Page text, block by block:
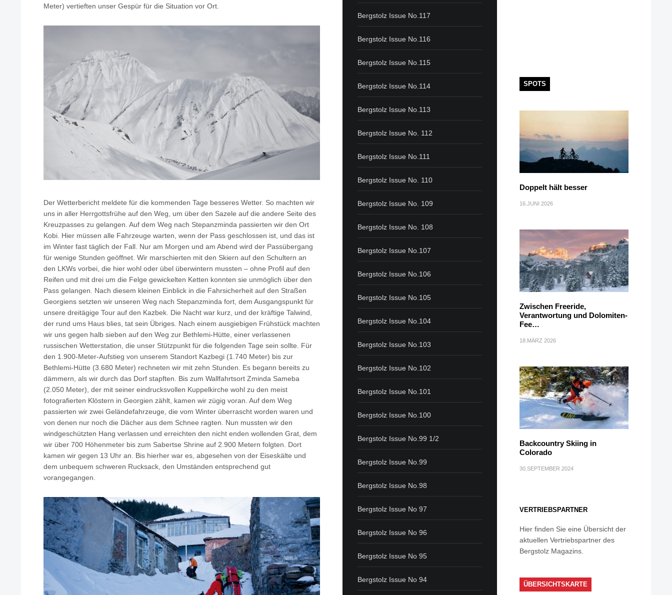
Meter) vertieften unser Gespür für die Situation vor Ort.
Der Wetterbericht meldete für die kommenden Tage besseres Wetter. So machten wir
uns in aller Herrgottsfrühe auf den Weg, um über den Sazele auf die andere Seite des
Kreuzpasses zu gelangen. Auf dem Weg nach Stepanzminda passierten wir den Ort
Kobi. Hier müssen alle Fahrzeuge warten, wenn der Pass geschlossen ist, und das ist
im Winter fast täglich der Fall. Nur am Morgen und am Abend wird der Passübergang
für wenige Stunden geöffnet. Wir marschierten mit den Skiern auf den Schultern an
den LKWs vorbei, die hier wohl oder übel überwintern mussten – ohne Profil auf den
Reifen und mit drei um die Felge gewickelten Ketten konnten sie unmöglich über den
Pass gelangen. Nach diesem kleinen Einblick in die Fahrsicherheit auf den Straßen
Georgiens setzten wir unseren Weg nach Stepanzminda fort, dem Ausgangspunkt für
unsere dreitägige Tour auf den Kazbek. Die Nacht war kurz, und der kräftige Talwind,
der rund ums Haus blies, tat sein Übriges. Nach einem ausgiebigen Frühstück machten
wir uns gegen halb sieben auf den Weg zur Bethlemi-Hütte, einer verlassenen
russischen Wetterstation, die unser Stützpunkt für die folgenden Tage sein sollte. Für
den 1.900-Meter-Aufstieg von unserem Standort Kazbegi (1.740 Meter) bis zur
Bethlemi-Hütte (3.680 Meter) rechneten wir mit zehn Stunden. Es begann bereits zu
dämmern, als wir durch das Dorf stapften. Bis zum Wallfahrtsort Zminda Sameba
(2.050 Meter), der mit seiner eindrucksvollen Kuppelkirche wohl zu den meist
fotografierten Klöstern in Georgien zählt, kamen wir zügig voran. Auf dem Weg
passierten wir zwei Geländefahrzeuge, die vom Winter überrascht worden waren und
von denen nur noch die Dächer aus dem Schnee ragten. Nun mussten wir den
windgeschützten Hang verlassen und erreichten den nicht enden wollenden Grat, dem
wir über 700 Höhenmeter bis zum Sabertse Shrine auf 2.900 Metern folgten. Dort
kamen wir gegen 13 Uhr an. Bis hierher war es, abgesehen von der Eiseskälte und
dem unbequem schweren Rucksack, den Umständen entsprechend gut
vorangegangen.
Bergstolz Issue No.117
Bergstolz Issue No.116
Bergstolz Issue No.115
Bergstolz Issue No.114
Bergstolz Issue No.113
Bergstolz Issue No. 112
Bergstolz Issue No.111
Bergstolz Issue No. 110
Bergstolz Issue No. 109
Bergstolz Issue No. 108
Bergstolz Issue No.107
Bergstolz Issue No.106
Bergstolz Issue No.105
Bergstolz Issue No.104
Bergstolz Issue No.103
Bergstolz Issue No.102
Bergstolz Issue No.101
Bergstolz Issue No.100
Bergstolz Issue No.99 1/2
Bergstolz Issue No.99
Bergstolz Issue No.98
Bergstolz Issue No 97
Bergstolz Issue No 96
Bergstolz Issue No 95
Bergstolz Issue No 94
SPOTS
Doppelt hält besser
16.JUNI 2026
Zwischen Freeride,
Verantwortung und Dolomiten-
Fee…
18.MÄRZ 2026
Backcountry Skiing in
Colorado
30.SEPTEMBER 2024
VERTRIEBSPARTNER
Hier finden Sie eine Übersicht der
aktuellen Vertriebspartner des
Bergstolz Magazins.
ÜBERSICHTSKARTE